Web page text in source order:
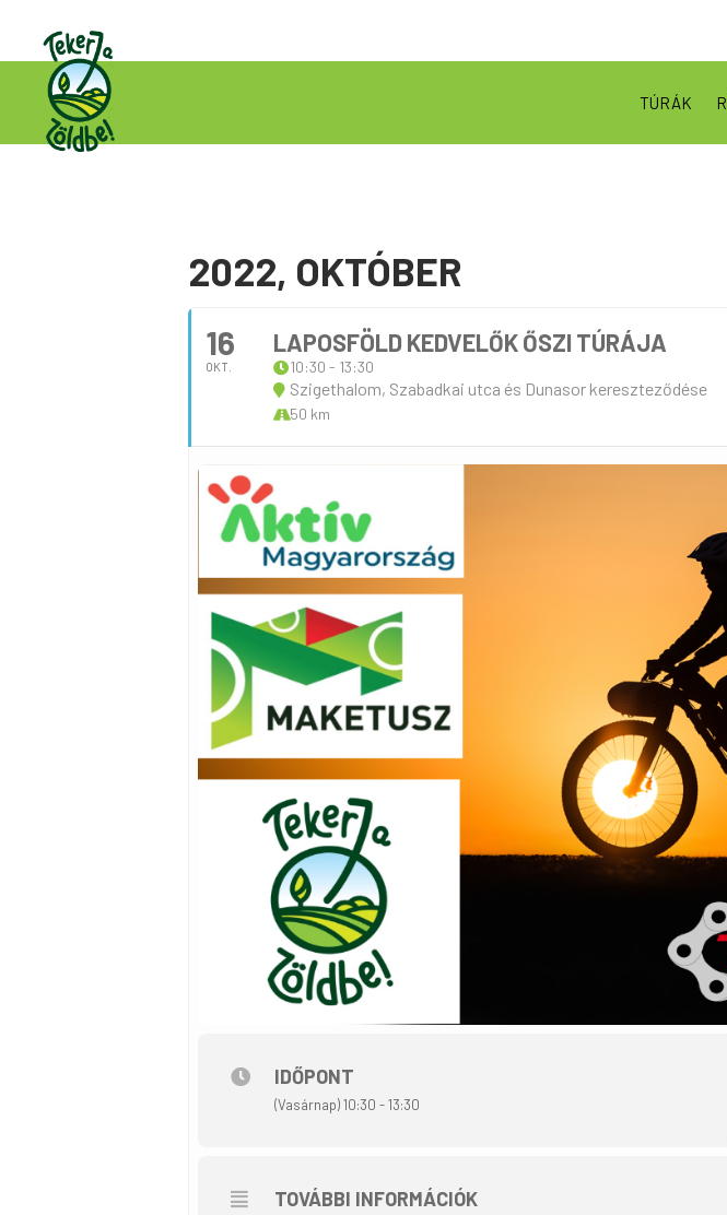
TÚRÁK
2022, OKTÓBER
16
OKT.
LAPOSFÖLD KEDVELŐK ŐSZI TÚRÁJA
10:30 - 13:30
Szigethalom, Szabadkai utca és Dunasor kereszteződése
50 km
IDŐPONT
(Vasárnap) 10:30 - 13:30
TOVÁBBI INFORMÁCIÓK